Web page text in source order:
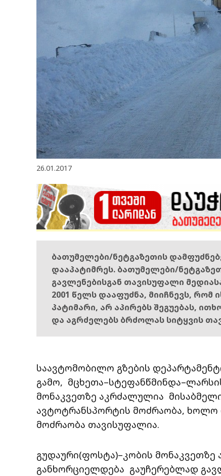
26.01.2017
ბათუმელები/ნეტგაზეთის
დააპატიმრეს. ბათუმელები/
გავლენებისგან თავისუფალი
2001 წელს დააფუძნა, მიიჩნევს, რომ
პატიმარი, არ აპირებს შეგუებას,
და აგრძელებს ბრძოლას სიტყვის
საავტომობილო გზების
გამო,
მონაკვეთზე აკრძალულია
ავტოტრანსპორტის მოძრაობა, ხოლო
მოძრაობა თავისუფალია.
გუდაური(ფოსტა)–კობის
განხორციელდება გაუჩერებლად